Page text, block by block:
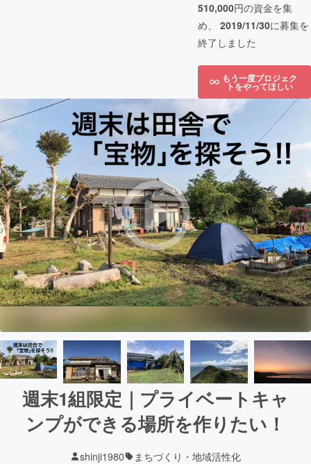
510,000円の資金を集
め、 2019/11/30に募集を
終了しました
もう一度プロジェク
トをやってほしい
週末1組限定｜プライベートキャ
ンプができる場所を作りたい！
shinji1980 まちづくり・地域活性化